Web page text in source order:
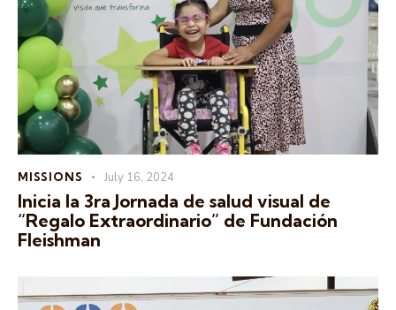
MISSIONS July 16, 2024
Inicia la 3ra Jornada de salud visual de
“Regalo Extraordinario” de Fundación
Fleishman